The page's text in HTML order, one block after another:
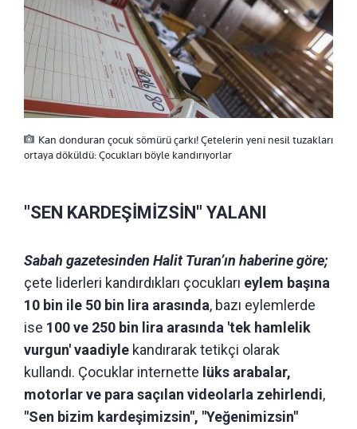
Kan donduran çocuk sömürü çarkı! Çetelerin yeni nesil tuzakları
ortaya döküldü: Çocukları böyle kandırıyorlar
"SEN KARDEŞİMİZSİN" YALANI
Sabah gazetesinden Halit Turan’ın haberine göre;
çete liderleri kandırdıkları çocukları eylem başına
10 bin ile 50 bin lira arasında, bazı eylemlerde
ise 100 ve 250 bin lira arasında 'tek hamlelik
vurgun' vaadiyle kandırarak tetikçi olarak
kullandı. Çocuklar internette lüks arabalar,
motorlar ve para saçılan videolarla zehirlendi,
"Sen bizim kardeşimizsin", "Yeğenimizsin"